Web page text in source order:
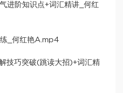
进阶知识点+词汇精讲_何红
_何红艳A.mp4
技巧突破(跳读大招)+词汇精